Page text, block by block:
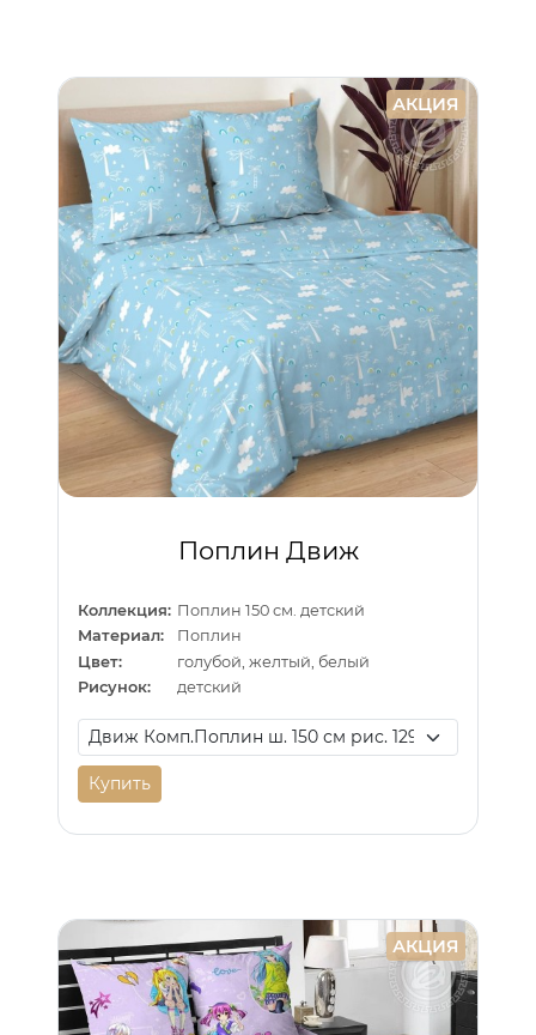
АКЦИЯ
Поплин Движ
Коллекция: Поплин 150 см. детский
Материал:
Поплин
Цвет:
голубой, желтый, белый
Рисунок:
детский
Купить
АКЦИЯ